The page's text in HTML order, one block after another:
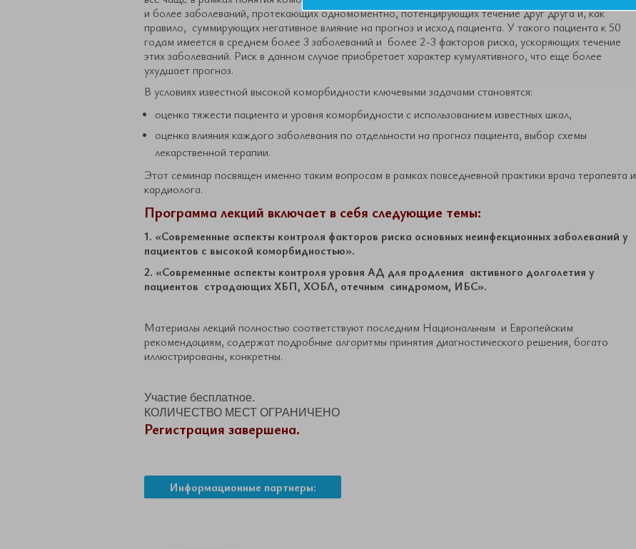
и более заболеваний, протекающих одномоментно, потенцирующих течение друг друга и, как
правило, суммирующих негативное влияние на прогноз и исход пациента. У такого пациента к 50
годам имеется в среднем более 3 заболеваний и более 2-3 факторов риска, ускоряющих течение
этих заболеваний. Риск в данном случае приобретает характер кумулятивного, что еще более
ухудшает прогноз.
В условиях известной высокой коморбидности ключевыми задачами становятся:
оценка тяжести пациента и уровня коморбидности с использованием известных шкал,
оценка влияния каждого заболевания по отдельности на прогноз пациента, выбор схемы
лекарственной терапии.
Этот семинар посвящен именно таким вопросам в рамках повседневной практики врача терапевта и
кардиолога.
Программа лекций включает в себя следующие темы:
1. «Современные аспекты контроля факторов риска основных неинфекционных заболеваний у
пациентов с высокой коморбидностью».
2. «Современные аспекты контроля уровня АД для продления активного долголетия у
пациентов страдающих ХБП, ХОБЛ, отечным синдромом, ИБС».
Материалы лекций полностью соответствуют последним Национальным и Европейским
рекомендациям, содержат подробные алгоритмы принятия диагностического решения, богато
иллюстрированы, конкретны.
Участие бесплатное.
КОЛИЧЕСТВО МЕСТ ОГРАНИЧЕНО
Регистрация завершена.
Информационные партнеры: